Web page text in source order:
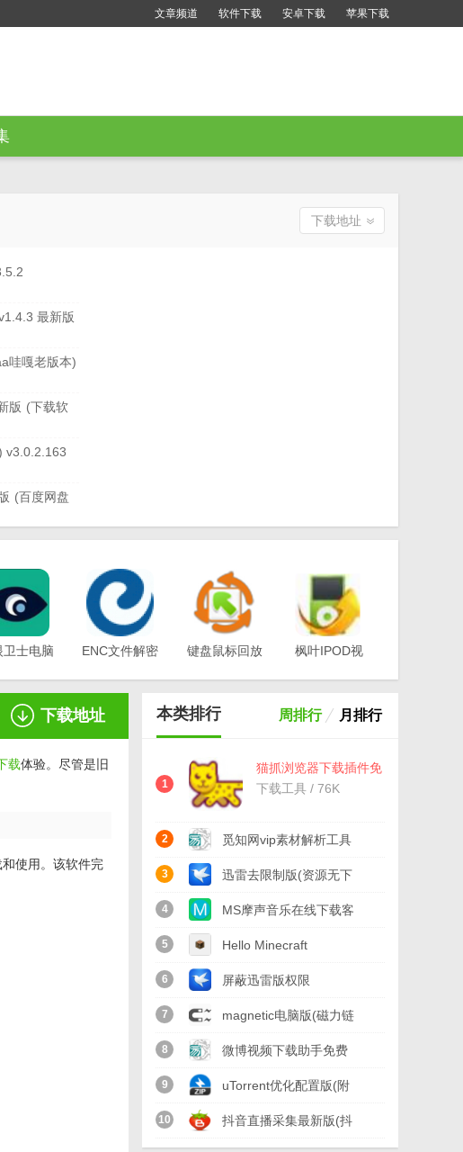
文章频道 软件下载 安卓下载 苹果下载
下载地址
最新版
哇嘎老版本)
版 (下载软
v3.0.2.163
(百度网盘
(度娘下载
版 免费版
最新版
度网盘下载
卫士电脑
ENC文件解密
键盘鼠标回放
枫叶IPOD视
下载地址
载体验。尽管是旧
使用。该软件完
本类排行 周排行 月排行
1
猫抓浏览器下载插件免
费版(网盘视频解析下
载工具) v1.0
下载工具 / 76K
2 觅知网vip素材解析工具
免费版
3 迅雷去限制版(资源无下
载限制) vip版
4 MS摩声音乐在线下载客
户端(支持ape音乐格式)
免费版
5 Hello Minecraft
Launcher(我的世界启动
器)v3.3.172
6 屏蔽迅雷版权限
制.bat(解除迅雷敏感资
源提示) 最新版
7 magnetic电脑版(磁力链
接搜索工具) v1.2 免费
版
8 微博视频下载助手免费
版
9 uTorrent优化配置版(附
添加tracker使用教程)
10 抖音直播采集最新版(抖